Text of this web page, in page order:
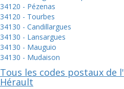
34120 - Pézenas
34120 - Tourbes
34130 - Candillargues
34130 - Lansargues
34130 - Mauguio
34130 - Mudaison
Tous les codes postaux de l'
Hérault